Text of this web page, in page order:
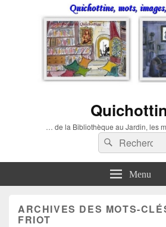
… de la Bibliothèque au Jardin, les
Recherche :
Rechercher
Menu
ARCHIVES DES MOTS-
FRIOT